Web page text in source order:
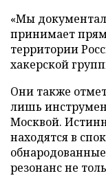
«Мы
принимает
территории
хакерской
Они также
лишь
Москвой.
находятся в
резонанс не